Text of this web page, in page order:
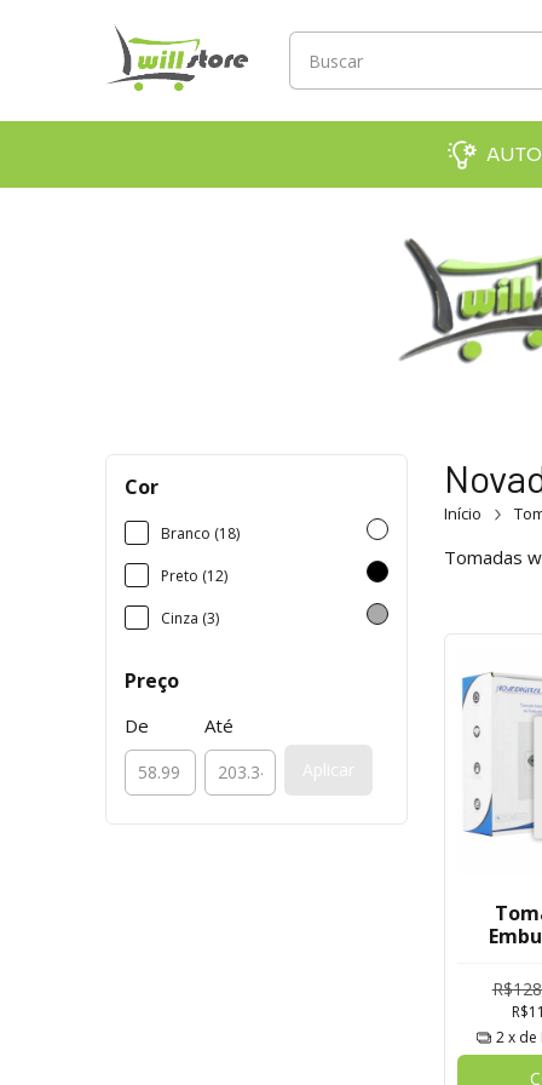
Cor
Branco (18)
Preto (12)
Cinza (3)
Preço
De Até
Aplicar
Início
Tomadas
2x de